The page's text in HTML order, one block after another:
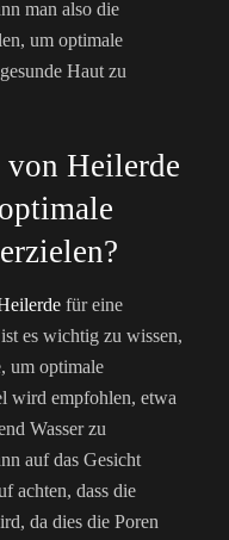
man also die
um optimale
Haut zu
Heilerde
für eine
es wichtig zu wissen,
um optimale
wird empfohlen, etwa
Wasser zu
auf das Gesicht
achten, dass die
da dies die Poren